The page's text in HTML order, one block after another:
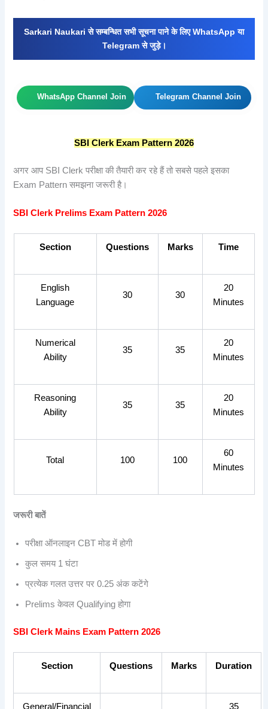
Sarkari Naukari से सम्बन्धित सभी सूचना पाने के लिए WhatsApp या
Telegram से जुड़े।
WhatsApp Channel Join Telegram Channel Join
SBI Clerk Exam Pattern 2026
अगर आप SBI Clerk परीक्षा की तैयारी कर रहे हैं तो सबसे पहले इसका
Exam Pattern समझना जरूरी है।
SBI Clerk Prelims Exam Pattern 2026
Section Questions Marks Time
English
Language
30 30
20
Minutes
Numerical
Ability
35 35
20
Minutes
Reasoning
Ability
35 35
20
Minutes
Total 100 100
60
Minutes
जरूरीबातें
परीक्षा ऑनलाइन CBT मोड में होगी
कुल समय 1 घंटा
प्रत्येक गलत उत्तर पर 0.25 अंक कटेंगे
Prelims केवल Qualifying होगा
SBI Clerk Mains Exam Pattern 2026
Section Questions Marks Duration
General/Financial
35